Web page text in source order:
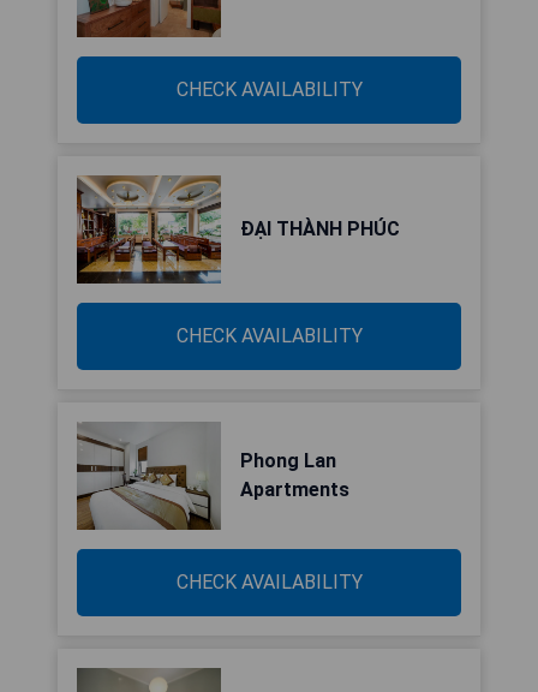
CHECK AVAILABILITY
ĐẠI THÀNH PHÚC
CHECK AVAILABILITY
Phong Lan
Apartments
CHECK AVAILABILITY